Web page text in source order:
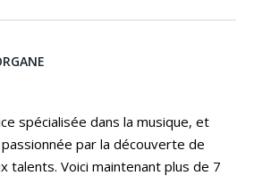
spécialisée dans la musique, et
par la découverte de
talents. Voici maintenant plus de 7